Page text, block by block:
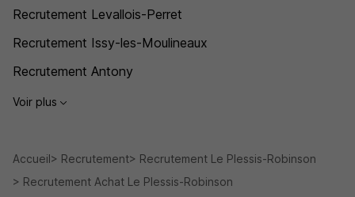
Recrutement Levallois-Perret
Recrutement Issy-les-Moulineaux
Recrutement Antony
Voir plus
Accueil Recrutement
Recrutement Le Plessis-Robinson
Recrutement Achat Le Plessis-Robinson